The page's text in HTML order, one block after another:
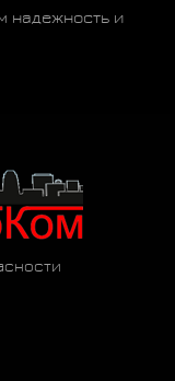
надежность и